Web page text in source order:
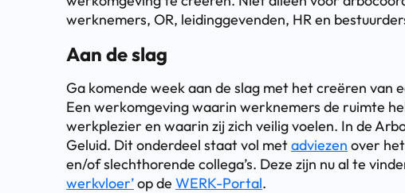
werknemers, OR, leidinggevenden, HR en
Aan de slag
Ga komende week aan de slag met het creëren van
Een werkomgeving waarin werknemers de ruimte
werkplezier en waarin zij zich veilig voelen. In de
Geluid. Dit onderdeel staat vol metadviezen over
en/of slechthorende collega’s. Deze zijn nu al te
werkvloer’op de WERK-Portal.